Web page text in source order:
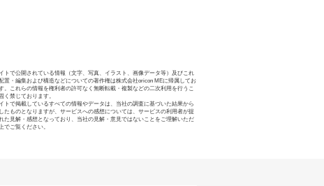
トで公開されている情報（文字、写真、イラスト、画像データ等）及びこれ
置・編集および構造などについての著作権は株式会社oricon MEに帰属してお
。これらの情報を権利者の許可なく無断転載・複製などの二次利用を行うこ
く禁じております。
トで掲載しているすべての情報やデータは、当社の調査に基づいた結果から
たものとなりますが、サービスへの感想については、サービスの利用者が提
た見解・感想となっており、当社の見解・意見ではないことをご理解いただ
でご覧ください。